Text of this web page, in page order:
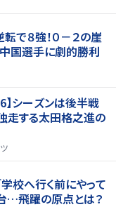
で８強！０－２の崖
国選手に劇的勝利
】シーズンは後半戦
走する太田格之進の
学校へ行く前にやって
…飛躍の原点とは？